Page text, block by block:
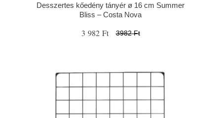
Desszertes kőedény tányér ø 16 cm Summer
Bliss – Costa Nova
3 982 Ft 3982 Ft